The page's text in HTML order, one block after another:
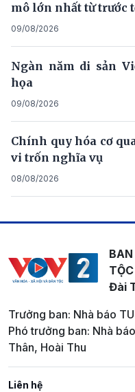
mô lớn nhất từ trước
09/08/2026
Ngàn năm di sản
họa
09/08/2026
Chính quy hóa cơ
vi trốn nghĩa vụ
08/08/2026
TỘC
Đài
Trưởng ban: Nhà báo
Phó trưởng ban: Nhà
Thân, Hoài Thu
Liên hệ